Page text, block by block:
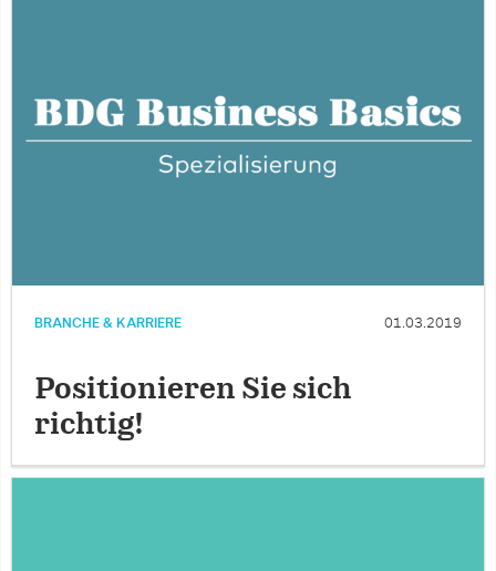
BRANCHE & KARRIERE 01.03.2019
Positionieren Sie sich
richtig!